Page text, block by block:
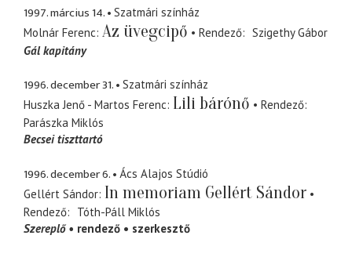
1997. március 14.
Szatmári színház
Molnár Ferenc Az üvegcipő Rendező
Szigethy Gábor
Gál kapitány
1996. december 31.
Szatmári színház
Huszka Jenő - Martos Ferenc Lili bárónő
Rendező
Parászka Miklós
Becsei tiszttartó
1996. december 6.
Ács Alajos Stúdió
Gellért Sándor In memoriam Gellért Sándor
Rendező
Tóth-Páll Miklós
Szereplő
rendező szerkesztő